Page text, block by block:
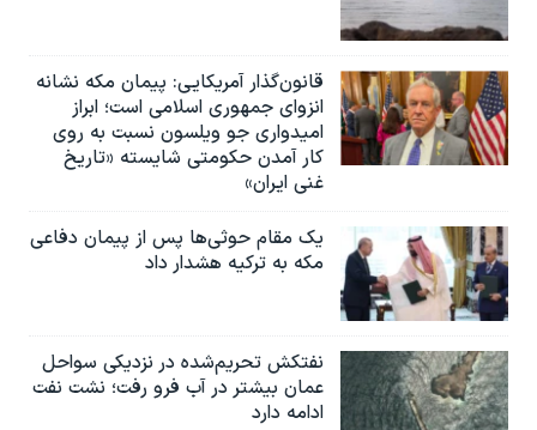
قانون‌گذار آمریکایی: پیمان مکه نشانه
انزوای جمهوری اسلامی است؛ ابراز
امیدواری جو ویلسون نسبت به روی
کار آمدن حکومتی شایسته «تاریخ
غنی ایران»
یک مقام حوثی‌ها پس از پیمان دفاعی
مکه به ترکیه هشدار داد
نفتکش تحریم‌شده در نزدیکی سواحل
عمان بیشتر در آب فرو رفت؛ نشت نفت
ادامه دارد